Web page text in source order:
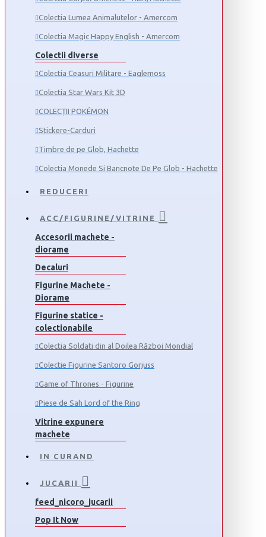
Colectia Lumea Animalutelor - Amercom
Colectia Magic Happy English - Amercom
Colectii diverse
Colectia Ceasuri Militare - Eaglemoss
Colectia Star Wars Kit 3D
COLECȚII POKÉMON
Stickere-Carduri
Timbre de pe Glob, Hachette
Colectia Monede Si Bancnote De Pe Glob - Hachette
REDUCERI
ACC/FIGURINE/VITRINE
Accesorii machete -
diorame
Decaluri
Figurine Machete -
Diorame
Figurine statice -
colectionabile
Colectia Soldati din al Doilea Război Mondial
Colectie Figurine Santoro Gorjuss
Game of Thrones - Figurine
Piese de Sah Lord of the Ring
Vitrine expunere
machete
IN CURAND
JUCARII
feed_nicoro_jucarii
Pop It Now